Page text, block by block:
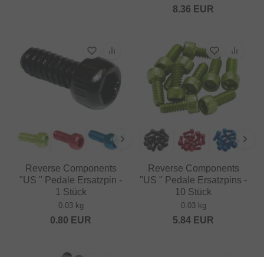
8.36 EUR
Reverse Components
"US " Pedale Ersatzpin -
1 Stück
0.03 kg
0.80 EUR
Reverse Components
"US " Pedale Ersatzpins -
10 Stück
0.03 kg
5.84 EUR